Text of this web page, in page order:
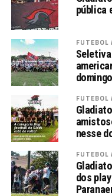
pública
FUTEBOL
domingo
FUTEBOL
nesse
FUTEBOL
dos